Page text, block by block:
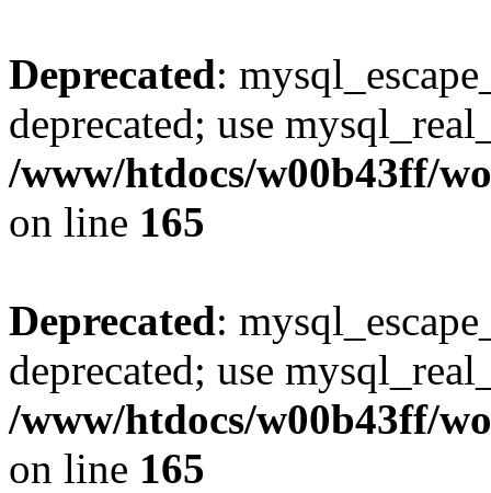
Deprecated:
deprecated; use
/www/htdocs/w00b43ff/
on line 165
Deprecated:
deprecated; use
/www/htdocs/w00b43ff/
on line 165